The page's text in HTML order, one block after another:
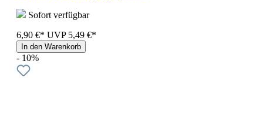
Sofort verfügbar
6,90 €* UVP 5,49 €*
In den Warenkorb
- 10%